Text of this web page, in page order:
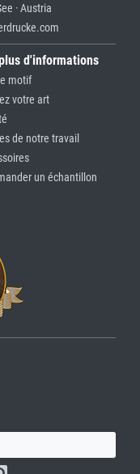
· Austria
d'informations
motif
votre art
de notre travail
un échantillon